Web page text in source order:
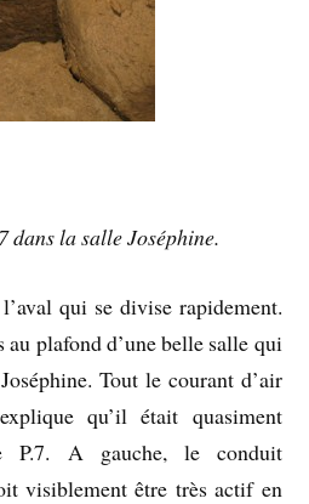
dans la salle Joséphine.
qui se divise rapidement.
plafond d’une belle salle qui
Tout le courant d’air
qu’il était quasiment
P.7. A gauche, le conduit
visiblement être très actif en